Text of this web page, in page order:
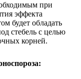
при
эффекта
будет обладать
стебель с целью
корней.